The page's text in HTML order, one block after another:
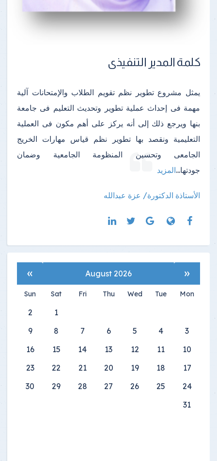
كلمة المدير التنفيذى
يمثل مشروع تطوير نظم تقويم الطلاب والإمتحانات آلية
مهمة فى إحداث عملية تطوير وتحديث التعليم فى جامعة
بنها ويرجع ذلك إلى أنه يركز على أهم مكون فى العملية
التعليمية ونقصد بها تطوير نظم قياس مهارات الخريج
الجامعى وتحسين المنظومة الجامعية وضمان
جودتها...المزيد
الأستاذة الدكتورة/ عزة عبدالله
«
August 2026
»
Mon
Tue
Wed
Thu
Fri
Sat
Sun
1
2
3
4
5
6
7
8
9
10
11
12
13
14
15
16
17
18
19
20
21
22
23
24
25
26
27
28
29
30
31